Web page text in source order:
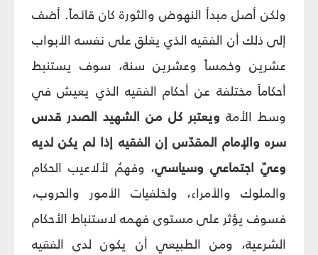
ولكن أصل مبدأ النهوض والثورة كان قائماً. أضف
إلى ذلك أن الفقيه الذي يغلق على نفسه الأبواب
عشرين وخمساً وعشرين سنة، سوف يستنبط
أحكاماً مختلفة عن أحكام الفقيه الذي يعيش في
وسط الأمة ويعتبر كل من الشهيد الصدر قدس
سره والإمام المقدّس إن الفقيه إذا لم يكن لديه
وعيّ اجتماعي وسياسي، وفهمٌ لألاعيب الحكام
والملوك والأمراء، ولخلفيات الأمور والحروب،
فسوف يؤثر على مستوى فهمه لاستنباط الأحكام
الشرعية، ومن الطبيعي أن يكون لدى الفقيه